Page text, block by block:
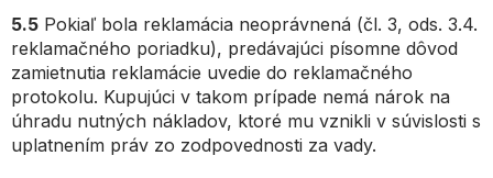
5.5 Pokiaľ bola reklamácia neoprávnená (čl. 3, ods. 3.4.
reklamačného poriadku), predávajúci písomne dôvod
zamietnutia reklamácie uvedie do reklamačného
protokolu. Kupujúci v takom prípade nemá nárok na
úhradu nutných nákladov, ktoré mu vznikli v súvislosti s
uplatnením práv zo zodpovednosti za vady.